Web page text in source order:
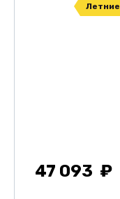
Летние
47 093